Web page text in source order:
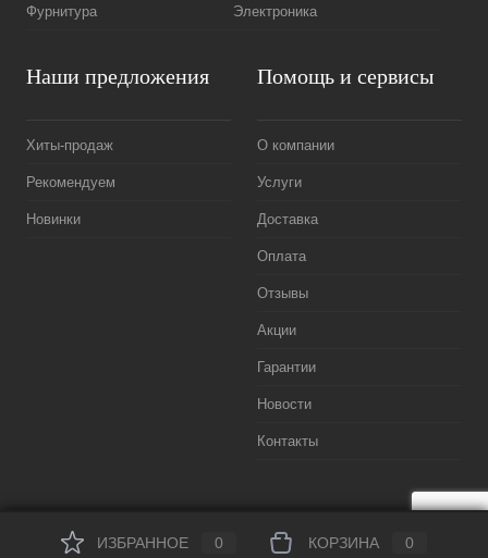
Фурнитура Электроника
Наши предложения
Хиты-продаж
Рекомендуем
Новинки
Помощь и сервисы
О компании
Услуги
Доставка
Оплата
Отзывы
Акции
Гарантии
Новости
Контакты
ИЗБРАННОЕ 0 КОРЗИНА 0